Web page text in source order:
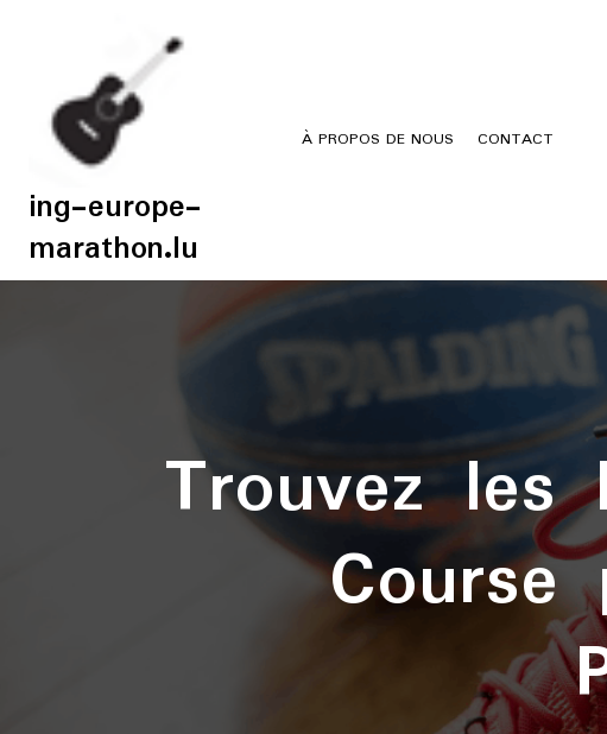
ing-europe-
marathon.lu
À PROPOS DE NOUS CONTACT
Trouvez les